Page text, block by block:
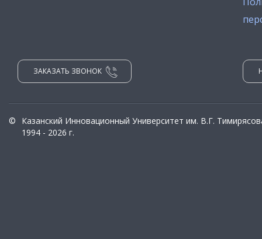
ЗАКАЗАТЬ ЗВОНОК
©
Казанский Инновационный Университет им. В.Г.
1994 - 2026 г.